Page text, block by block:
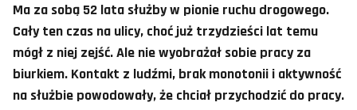
Ma za sobą 52 lata służby w pionie ruchu drogowego.
Cały ten czas na ulicy, choć już trzydzieści lat temu
mógł z niej zejść. Ale nie wyobrażał sobie pracy za
biurkiem. Kontakt z ludźmi, brak monotonii i aktywność
na służbie powodowały, że chciał przychodzić do pracy.